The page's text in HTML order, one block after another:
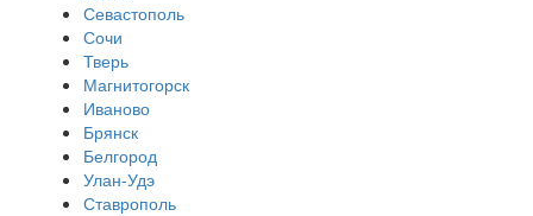
Севастополь
Сочи
Тверь
Магнитогорск
Иваново
Брянск
Белгород
Улан-Удэ
Ставрополь